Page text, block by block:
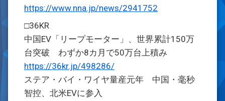
https://www.nna.jp/news/2941752
□36KR
中国EV「リープモーター」、世界累計150万
台突破 わずか8カ月で50万台上積み
https://36kr.jp/498286/
ステア・バイ・ワイヤ量産元年 中国・毫秒
智控、北米EVに参入